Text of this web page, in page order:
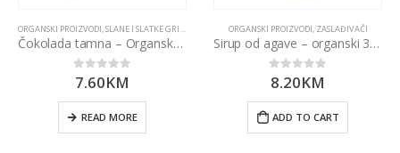
ORGANSKI PROIZVODI,SLANE I SLATKE GRICKALICE
Čokolada tamna – Organska 100g Dennree
0out of 5
7.60KM
READ MORE
ORGANSKI PROIZVODI, ZASLAĐIVAČI
Sirup od agave – organski 350g
0out of 5
8.20KM
ADD TO CART